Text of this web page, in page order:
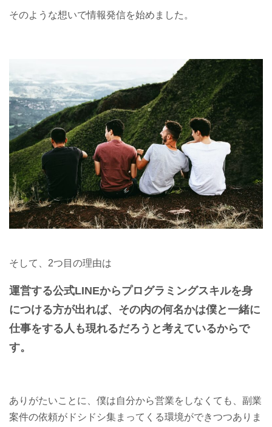
そのような想いで情報発信を始めました。
そして、2つ目の理由は
運営する公式LINEからプログラミングスキルを身
につける方が出れば、その内の何名かは僕と一緒に
仕事をする人も現れるだろうと考えているからで
す。
ありがたいことに、僕は自分から営業をしなくても、副業
案件の依頼がドシドシ集まってくる環境ができつつありま